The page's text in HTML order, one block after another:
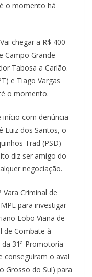
o momento há
chegar a R$ 400
Campo Grande
Tabosa a Carlão.
e Tiago Vargas
o momento.
início com denúncia
Luiz dos Santos, o
Trad (PSD)
diz ser amigo do
negociação.
Criminal de
para investigar
Lobo Viana de
de Combate à
31ª Promotoria
conseguiram o aval
Grosso do Sul) para